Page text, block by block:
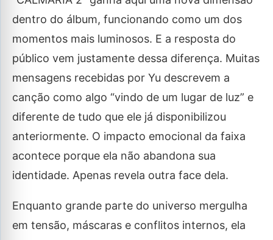
dentro do álbum, funcionando como um dos
momentos mais luminosos. E a resposta do
público vem justamente dessa diferença. Muitas
mensagens recebidas por Yu descrevem a
canção como algo “vindo de um lugar de luz” e
diferente de tudo que ele já disponibilizou
anteriormente. O impacto emocional da faixa
acontece porque ela não abandona sua
identidade. Apenas revela outra face dela.
Enquanto grande parte do universo mergulha
em tensão, máscaras e conflitos internos, ela